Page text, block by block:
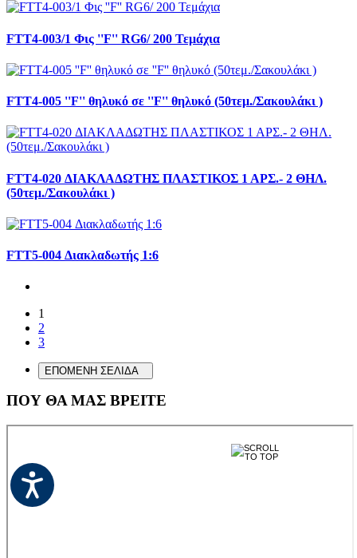
FTT4-003/1 Φις ''F'' RG6/ 200 Τεμάχια
FTT4-005 ''F'' θηλυκό σε ''F'' θηλυκό (50τεμ./Σακουλάκι )
FTT4-020 ΔΙΑΚΛΑΔΩΤΗΣ ΠΛΑΣΤΙΚΟΣ 1 ΑΡΣ.- 2 ΘΗΛ.
(50τεμ./Σακουλάκι )
FTT5-004 Διακλαδωτής 1:6
1
2
3
ΕΠΟΜΕΝΗ ΣΕΛΙΔΑ
ΠΟΥ ΘΑ ΜΑΣ ΒΡΕΙΤΕ